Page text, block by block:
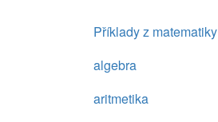
Příklady z matematiky
algebra
aritmetika